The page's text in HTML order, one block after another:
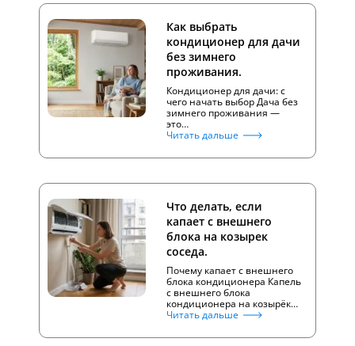
Как выбрать
кондиционер для дачи
без зимнего
проживания.
Кондиционер для дачи: с
чего начать выбор Дача без
зимнего проживания —
это…
Читать дальше
Что делать, если
капает с внешнего
блока на козырек
соседа.
Почему капает с внешнего
блока кондиционера Капель
с внешнего блока
кондиционера на козырёк…
Читать дальше